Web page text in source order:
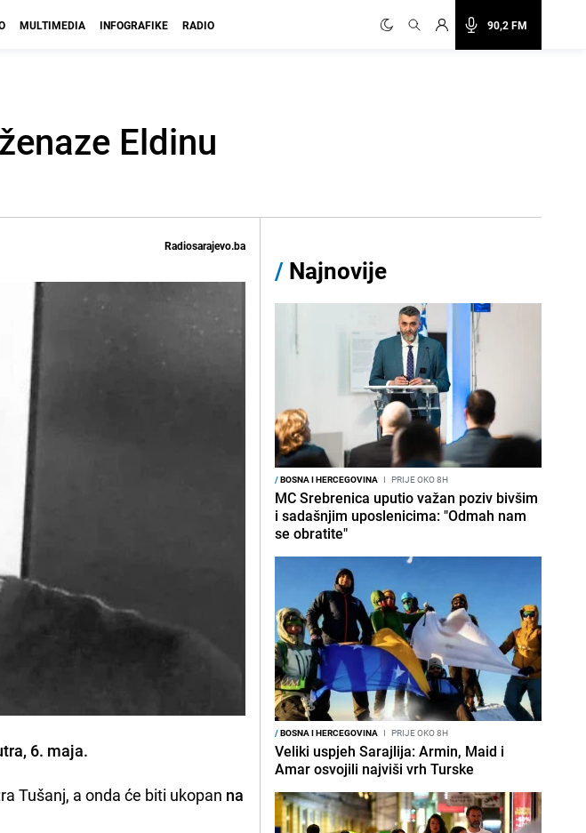
90,2 FM
MULTIMEDIA INFOGRAFIKE RADIO
Eldinu
Radiosarajevo.ba
6. maja.
Tušanj, a onda će biti ukopan na
/ Najnovije
/BOSNA I HERCEGOVINA I PRIJE OKO 8H
MC Srebrenica uputio važan poziv bivšim
i sadašnjim uposlenicima: "Odmah nam
se obratite"
/BOSNA I HERCEGOVINA I PRIJE OKO 8H
Veliki uspjeh Sarajlija: Armin, Maid i
Amar osvojili najviši vrh Turske